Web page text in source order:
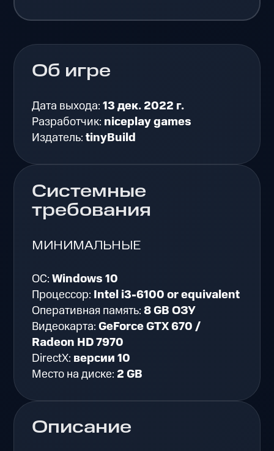
Описание
Об игре
Дата выхода:13 дек. 2022 г.
Разработчик: niceplay games
Издатель:tinyBuild
Системные
требования
МИНИМАЛЬНЫЕ
ОС:Windows 10
Процессор: Intel i3-6100 or equivalent
Оперативная память:8 GB ОЗУ
Видеокарта:GeForce GTX 670 /
Radeon HD 7970
DirectX: версии 10
Место на диске: 2 GB